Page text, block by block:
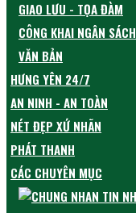
GIAO LƯU - TỌA ĐÀM
CÔNG KHAI NGÂN SÁCH
VĂN BẢN
HƯNG YÊN 24/7
AN NINH - AN TOÀN
NÉT ĐẸP XỨ NHÃN
PHÁT THANH
CÁC CHUYÊN MỤC